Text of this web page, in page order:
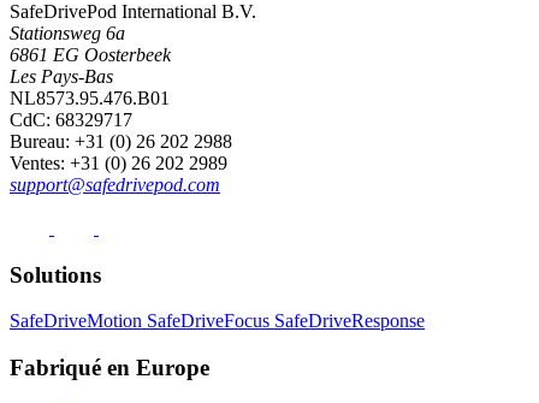
SafeDrivePod International B.V.
Stationsweg 6a
6861 EG Oosterbeek
Les Pays-Bas
NL8573.95.476.B01
CdC: 68329717
Bureau: +31 (0) 26 202 2988
Ventes: +31 (0) 26 202 2989
support@safedrivepod.com
Solutions
SafeDriveMotion SafeDriveFocus SafeDriveResponse
Fabriqué en Europe